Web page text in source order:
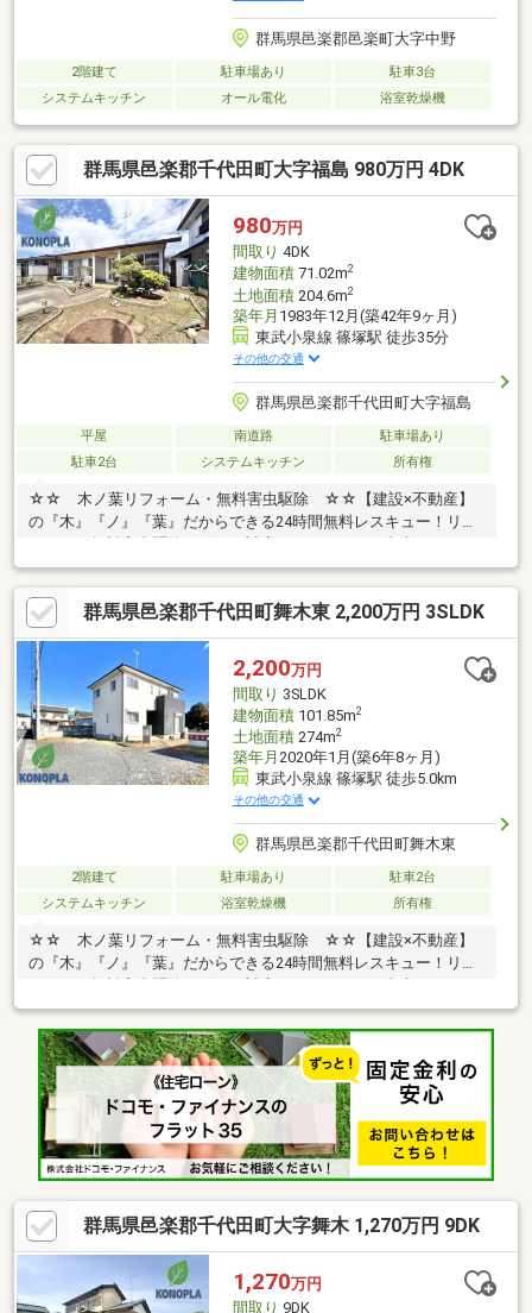
群馬県邑楽郡邑楽町大字中野
2階建て 駐車場あり
駐車3台
システムキッチン
オール電化 浴室乾燥機
群馬県邑楽郡千代田町大字福島 980万円 4DK
980万円
間取り 4DK
建物面積71.02m2
土地面積204.6m2
築年月 1983年12月(築42年9ヶ月)
東武小泉線 篠塚駅 徒歩35分
その他の交通
群馬県邑楽郡千代田町大字福島
平屋 南道路
駐車場あり
駐車2台
システムキッチン 所有権
☆☆ 木ノ葉リフォーム・無料害虫駆除 ☆☆【建設×不動産】
の『木』『ノ』『葉』だからできる24時間無料レスキュー！リフ
ターサービスがついており、住んでからの安心をずっとお届けし
ます！内覧時に、無料相談・お見積りも物件ごとに作成可能！！
オウチ探しも、リフォームも一緒に相談できます！＼弊社には、
『きつね隊』・『ゴリラ隊』という無料かけつけサービスの仕組
みが、整っています♪／住んでからのお家トラブル、緊急対応も承
っております♪お家のこと、すべて木ノ葉プランニングにお任せく
ださい＾＾
群馬県邑楽郡千代田町舞木東 2,200万円 3SLDK
2,200万円
間取り 3SLDK
建物面積101.85m2
土地面積274m2
築年月 2020年1月(築6年8ヶ月)
東武小泉線 篠塚駅 徒歩5.0km
その他の交通
群馬県邑楽郡千代田町舞木東
2階建て 駐車場あり
駐車2台
システムキッチン
浴室乾燥機 所有権
☆☆ 木ノ葉リフォーム・無料害虫駆除 ☆☆【建設×不動産】
の『木』『ノ』『葉』だからできる24時間無料レスキュー！リフ
ターサービスがついており、住んでからの安心をずっとお届けし
ます！内覧時に、無料相談・お見積りも物件ごとに作成可能！！
オウチ探しも、リフォームも一緒に相談できます！＼弊社には、
『きつね隊』・『ゴリラ隊』という無料かけつけサービスの仕組
みが、整っています♪／住んでからのお家トラブル、緊急対応も承
っております♪お家のこと、すべて木ノ葉プランニングにお任せく
ださい＾＾
群馬県邑楽郡千代田町大字舞木 1,270万円 9DK
1,270万円
間取り 9DK